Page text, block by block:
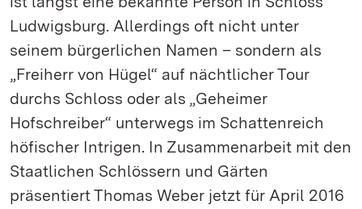
Ludwigsburg. Allerdings oft nicht unter
seinem bürgerlichen Namen – sondern als
„Freiherr von Hügel“ auf nächtlicher Tour
durchs Schloss oder als „Geheimer
Hofschreiber“ unterwegs im Schattenreich
höfischer Intrigen. In Zusammenarbeit mit den
Staatlichen Schlössern und Gärten
präsentiert Thomas Weber jetzt für April 2016